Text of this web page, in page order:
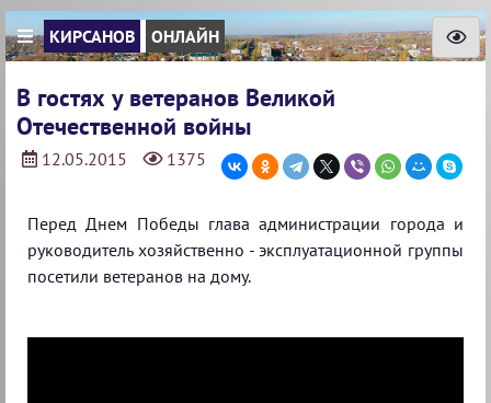
КИРСАНОВ ОНЛАЙН
В гостях у ветеранов Великой
Отечественной войны
12.05.2015 1375
Перед Днем Победы глава администрации города и
руководитель хозяйственно - эксплуатационной группы
посетили ветеранов на дому.